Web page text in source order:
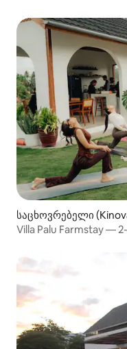
საცხოვრებელი
Villa Palu Farmstay —